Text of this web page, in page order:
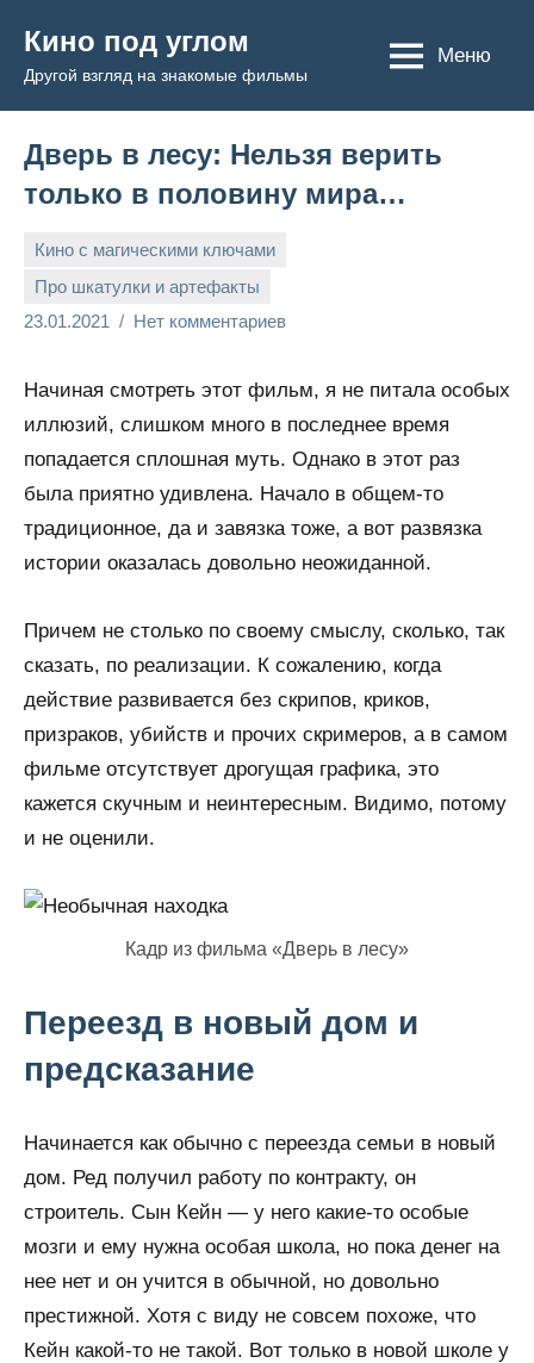
содержимому
Кино под углом
Другой взгляд на знакомые фильмы
Меню
Дверь в лесу: Нельзя верить
только в половину мира…
Кино с магическими ключами
Про шкатулки и артефакты
23.01.2021
Admin
Нет комментариев
Начиная смотреть этот фильм, я не питала особых
иллюзий, слишком много в последнее время
попадается сплошная муть. Однако в этот раз
была приятно удивлена. Начало в общем-то
традиционное, да и завязка тоже, а вот развязка
истории оказалась довольно неожиданной.
Причем не столько по своему смыслу, сколько, так
сказать, по реализации. К сожалению, когда
действие развивается без скрипов, криков,
призраков, убийств и прочих скримеров, а в самом
фильме отсутствует дрогущая графика, это
кажется скучным и неинтересным. Видимо, потому
и не оценили.
Кадр из фильма «Дверь в лесу»
Переезд в новый дом и
предсказание
Начинается как обычно с переезда семьи в новый
дом. Ред получил работу по контракту, он
строитель. Сын Кейн — у него какие-то особые
мозги и ему нужна особая школа, но пока денег на
нее нет и он учится в обычной, но довольно
престижной. Хотя с виду не совсем похоже, что
Кейн какой-то не такой. Вот только в новой школе у